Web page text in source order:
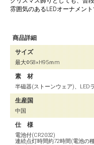
雰囲気のあるLEDオーナメン
商品詳細
サイズ
最大Φ58×H95ｍm
素 材
半磁器(ストーンウェア)、LED
生産国
中国
仕 様
電池付(CR2032)
連続点灯時間約72時間(電池の